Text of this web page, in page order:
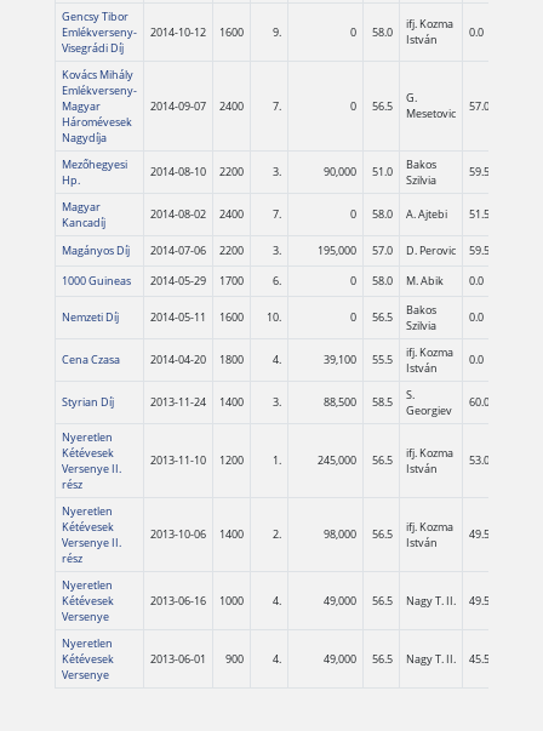
Gencsy Tibor
Emlékverseny-
Visegrádi Díj
2014-10-12 1600 9. 0 58.0
ifj. Kozma
István
0.0
Kovács Mihály
Emlékverseny-
Magyar
Háromévesek
Nagydíja
2014-09-07 2400 7. 0 56.5
G.
Mesetovic
57.0
Mezőhegyesi
Hp.
2014-08-10 2200 3. 90,000 51.0
Bakos
Szilvia
59.5
Magyar
Kancadíj
2014-08-02 2400 7. 0 58.0 A. Ajtebi 51.5
Magányos Díj 2014-07-06 2200 3. 195,000 57.0 D. Perovic 59.5
1000 Guineas
2014-05-29 1700 6. 0 58.0 M. Abik 0.0
Nemzeti Díj 2014-05-11 1600 10. 0 56.5
Bakos
Szilvia
0.0
Cena Czasa 2014-04-20 1800 4. 39,100 55.5
ifj. Kozma
István
0.0
Styrian Díj 2013-11-24 1400 3. 88,500 58.5
S.
Georgiev
60.0
Nyeretlen
Kétévesek
Versenye II.
rész
2013-11-10 1200 1. 245,000 56.5
ifj. Kozma
István
53.0
Nyeretlen
Kétévesek
Versenye II.
rész
2013-10-06 1400 2. 98,000 56.5
ifj. Kozma
István
49.5
Nyeretlen
Kétévesek
Versenye
2013-06-16 1000 4. 49,000 56.5 Nagy T. II. 49.5
Nyeretlen
Kétévesek
Versenye
2013-06-01 900 4. 49,000 56.5 Nagy T. II. 45.5